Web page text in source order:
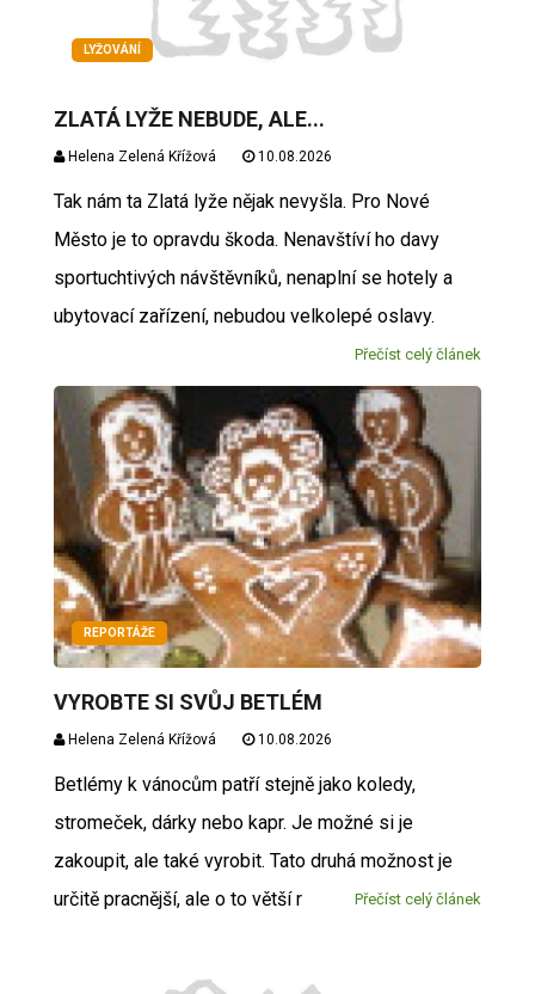
LYŽOVÁNÍ
ZLATÁ LYŽE NEBUDE, ALE...
Helena Zelená Křížová 10.08.2026
Tak nám ta Zlatá lyže nějak nevyšla. Pro Nové
Město je to opravdu škoda. Nenavštíví ho davy
sportuchtivých návštěvníků, nenaplní se hotely a
ubytovací zařízení, nebudou velkolepé oslavy.
Přečíst celý článek
REPORTÁŽE
VYROBTE SI SVŮJ BETLÉM
Helena Zelená Křížová 10.08.2026
Betlémy k vánocům patří stejně jako koledy,
stromeček, dárky nebo kapr. Je možné si je
zakoupit, ale také vyrobit. Tato druhá možnost je
určitě pracnější, ale o to větší r
Přečíst celý článek